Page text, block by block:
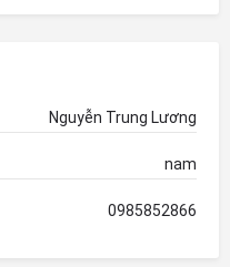
Nguyễn Trung Lương
nam
0985852866